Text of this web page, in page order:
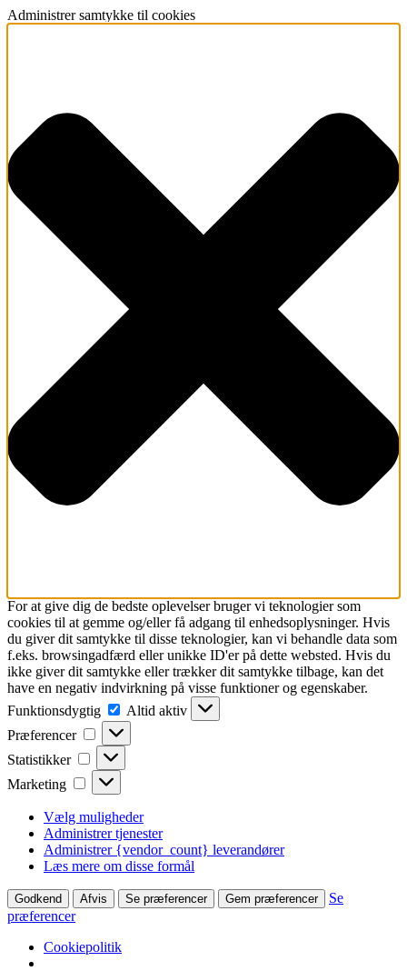
Administrer samtykke til cookies
For at give dig de bedste oplevelser bruger vi teknologier som
cookies til at gemme og/eller få adgang til enhedsoplysninger. Hvis
du giver dit samtykke til disse teknologier, kan vi behandle data som
f.eks. browsingadfærd eller unikke ID'er på dette websted. Hvis du
ikke giver dit samtykke eller trækker dit samtykke tilbage, kan det
have en negativ indvirkning på visse funktioner og egenskaber.
Funktionsdygtig
Funktionsdygtig
Altid aktiv
Præferencer
Præferencer
Statistikker Statistikker
Marketing Marketing
Vælg muligheder
Administrer tjenester
Administrer {vendor_count} leverandører
Læs mere om disse formål
Godkend Afvis Se præferencer Gem præferencer
Se
præferencer
Cookiepolitik